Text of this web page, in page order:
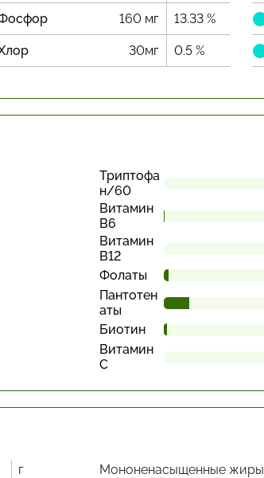
160 мг 13.33 %
30мг 0.5 %
Триптофа
н/60
Витамин
В6
Витамин
В12
Фолаты
Пантотен
аты
Биотин
Витамин
С
г
Мононенасыщенные жиры